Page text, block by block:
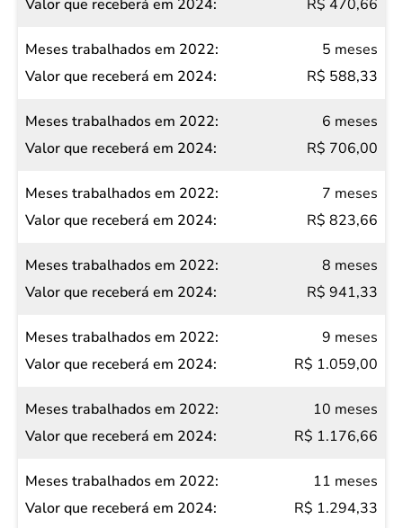
R$ 470,66
5 meses
R$ 588,33
6 meses
R$ 706,00
7 meses
R$ 823,66
8 meses
R$ 941,33
9 meses
R$ 1.059,00
10 meses
R$ 1.176,66
11 meses
R$ 1.294,33